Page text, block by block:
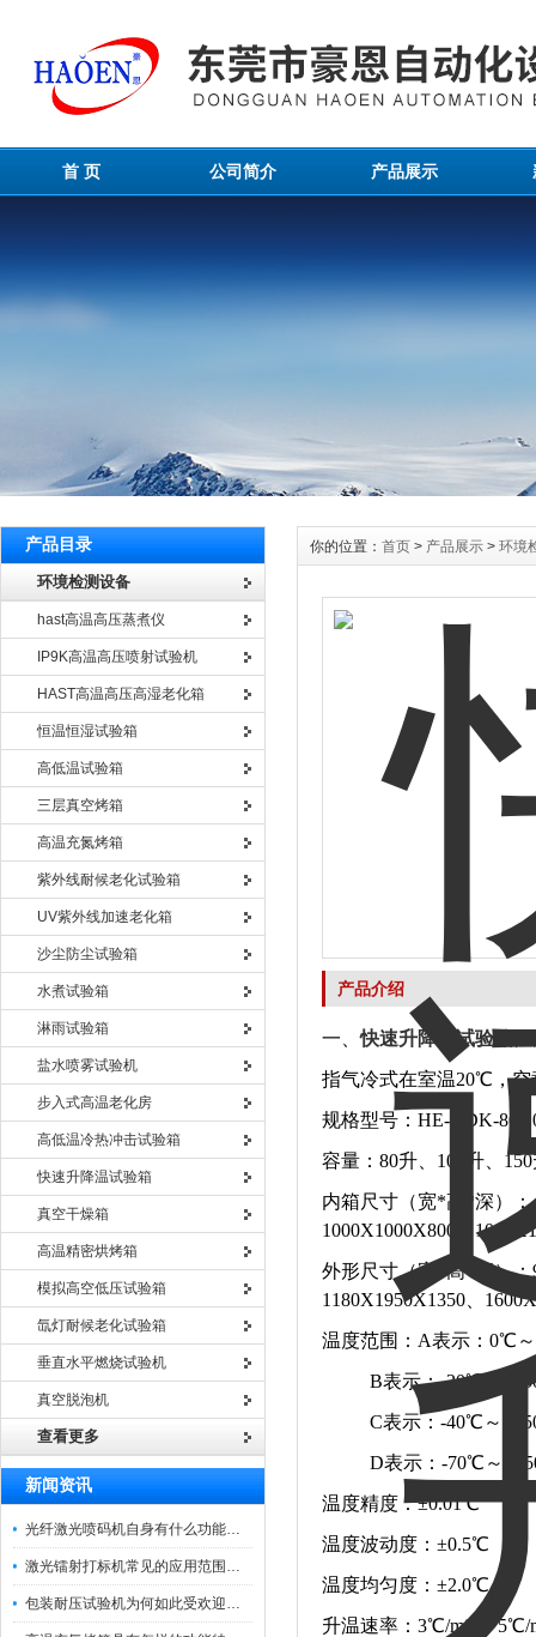
首 页 公司简介 产品展示
产品目录
环境检测设备
hast高温高压蒸煮仪
IP9K高温高压喷射试验机
HAST高温高压高湿老化箱
恒温恒湿试验箱
高低温试验箱
三层真空烤箱
高温充氮烤箱
紫外线耐候老化试验箱
UV紫外线加速老化箱
沙尘防尘试验箱
水煮试验箱
淋雨试验箱
盐水喷雾试验机
步入式高温老化房
高低温冷热冲击试验箱
快速升降温试验箱
真空干燥箱
高温精密烘烤箱
模拟高空低压试验箱
氙灯耐候老化试验箱
垂直水平燃烧试验机
真空脱泡机
查看更多
新闻资讯
光纤激光喷码机自身有什么功能？不妨看看下文
激光镭射打标机常见的应用范围如下
包装耐压试验机为何如此受欢迎呢？
你的位置： 首页 > 产品展示 > 环境
产品介绍
一、快速升降温试验箱
指气冷式在室温20℃，空
规格型号：HE-GDK-80/
容量：80升、100升、
内箱尺寸（宽*高*深）：
1000X1000X800、
外形尺寸（宽*高*深）：
1180X1950X1350、
温度范围：A表示：0℃
B表示：-20℃～
C表示：-40℃～
D表示：-70℃～
温度精度：±0.01℃
温度波动度：±0.5℃
温度均匀度：±2.0℃
升温速率：3℃/min、5℃/